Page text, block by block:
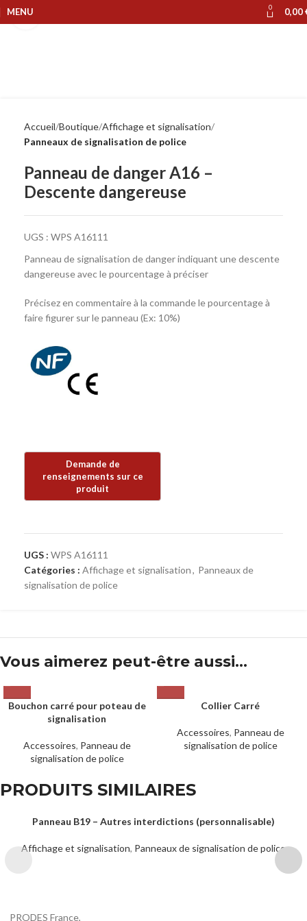
MENU 0 0,00
Accueil Boutique Affichage et signalisation
Panneaux de signalisation de police
Panneau de danger A16 –
Descente dangereuse
UGS : WPS A16111
Panneau de signalisation de danger indiquant une descente
dangereuse avec le pourcentage à préciser
Précisez en commentaire à la commande le pourcentage à
faire figurer sur le panneau (Ex: 10%)
UGS : WPS A16111
Catégories : Affichage et signalisation, Panneaux de
signalisation de police
Vous aimerez peut-être aussi…
Bouchon carré pour poteau de
signalisation
Accessoires, Panneau de
signalisation de police
Collier Carré
Accessoires, Panneau de
signalisation de police
PRODUITS SIMILAIRES
Panneau B19 – Autres interdictions (personnalisable)
Affichage et signalisation, Panneaux de signalisation de police
PRODES France,